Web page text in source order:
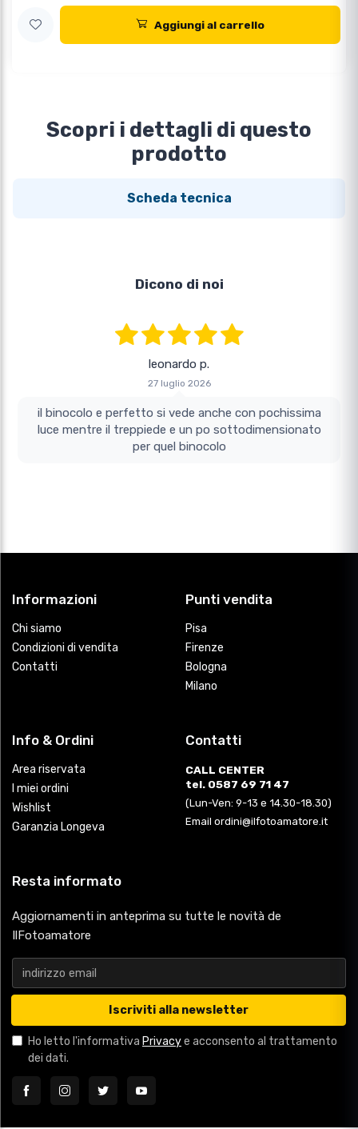
Aggiungi al carrello
Scopri i dettagli di questo
prodotto
Scheda tecnica
Dicono di noi
leonardo p.
27 luglio 2026
il binocolo e perfetto si vede anche con pochissima
luce mentre il treppiede e un po sottodimensionato
per quel binocolo
Informazioni
Chi siamo
Condizioni di vendita
Contatti
Punti vendita
Pisa
Firenze
Bologna
Milano
Info & Ordini
Area riservata
I miei ordini
Wishlist
Garanzia Longeva
Contatti
CALL CENTER
tel. 0587 69 71 47
(Lun-Ven: 9-13 e 14.30-18.30)
Email ordini@ilfotoamatore.it
Resta informato
Aggiornamenti in anteprima su tutte le novità de
IlFotoamatore
Iscriviti alla newsletter
Ho letto l'informativa Privacye acconsento al trattamento
dei dati.